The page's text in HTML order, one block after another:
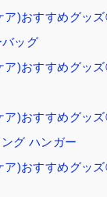
ア)おすすめグッ
ッグ
ア)おすすめグッ
ア)おすすめグッ
グ ハンガー
ア)おすすめグッ